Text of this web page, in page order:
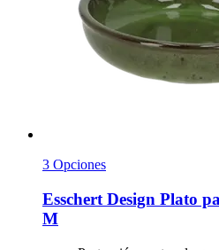
3 Opciones
Esschert Design Plato
M